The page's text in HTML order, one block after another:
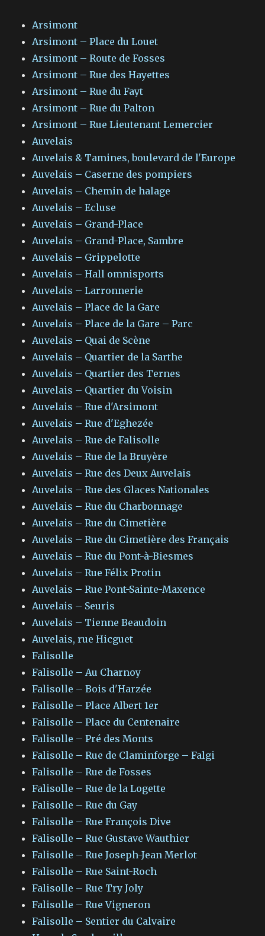
Arsimont
Arsimont – Place du Louet
Arsimont – Route de Fosses
Arsimont – Rue des Hayettes
Arsimont – Rue du Fayt
Arsimont – Rue du Palton
Arsimont – Rue Lieutenant Lemercier
Auvelais
Auvelais & Tamines, boulevard de l'Europe
Auvelais – Caserne des pompiers
Auvelais – Chemin de halage
Auvelais – Ecluse
Auvelais – Grand-Place
Auvelais – Grand-Place, Sambre
Auvelais – Grippelotte
Auvelais – Hall omnisports
Auvelais – Larronnerie
Auvelais – Place de la Gare
Auvelais – Place de la Gare – Parc
Auvelais – Quai de Scène
Auvelais – Quartier de la Sarthe
Auvelais – Quartier des Ternes
Auvelais – Quartier du Voisin
Auvelais – Rue d'Arsimont
Auvelais – Rue d'Eghezée
Auvelais – Rue de Falisolle
Auvelais – Rue de la Bruyère
Auvelais – Rue des Deux Auvelais
Auvelais – Rue des Glaces Nationales
Auvelais – Rue du Charbonnage
Auvelais – Rue du Cimetière
Auvelais – Rue du Cimetière des Français
Auvelais – Rue du Pont-à-Biesmes
Auvelais – Rue Félix Protin
Auvelais – Rue Pont-Sainte-Maxence
Auvelais – Seuris
Auvelais – Tienne Beaudoin
Auvelais, rue Hicguet
Falisolle
Falisolle – Au Charnoy
Falisolle – Bois d'Harzée
Falisolle – Place Albert 1er
Falisolle – Place du Centenaire
Falisolle – Pré des Monts
Falisolle – Rue de Claminforge – Falgi
Falisolle – Rue de Fosses
Falisolle – Rue de la Logette
Falisolle – Rue du Gay
Falisolle – Rue François Dive
Falisolle – Rue Gustave Wauthier
Falisolle – Rue Joseph-Jean Merlot
Falisolle – Rue Saint-Roch
Falisolle – Rue Try Joly
Falisolle – Rue Vigneron
Falisolle – Sentier du Calvaire